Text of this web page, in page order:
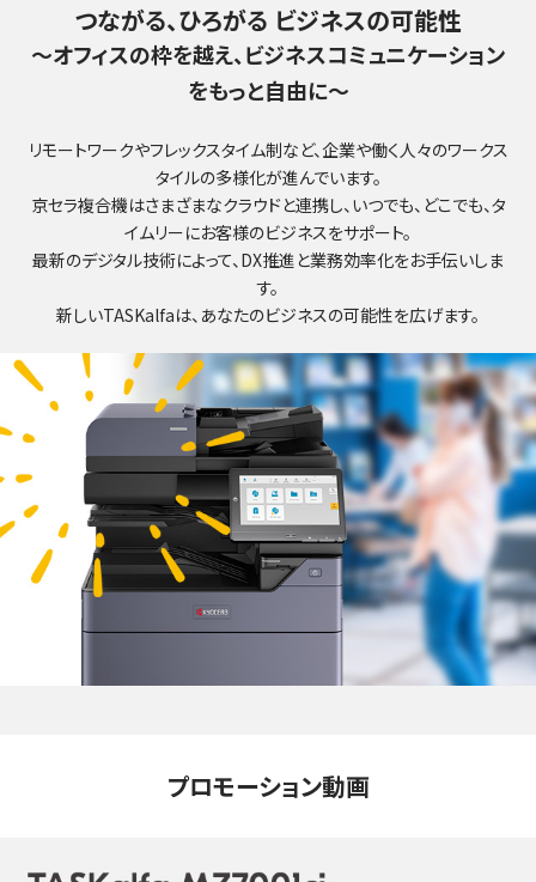
つながる、ひろがる ビジネスの可能性
～オフィスの枠を越え、ビジネスコミュニケーション
をもっと自由に～
リモートワークやフレックスタイム制など、企業や働く人々のワークス
タイルの多様化が進んでいます。
京セラ複合機はさまざまなクラウドと連携し、いつでも、どこでも、タ
イムリーにお客様のビジネスをサポート。
最新のデジタル技術によって、DX推進と業務効率化をお手伝いしま
す。
新しいTASKalfaは、あなたのビジネスの可能性を広げます。
プロモーション動画